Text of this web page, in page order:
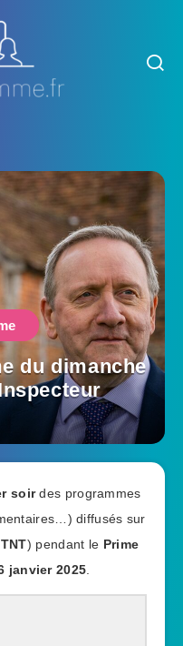
du dimanche
soirdes programmes
diffusés sur
) pendant le Prime
janvier 2025